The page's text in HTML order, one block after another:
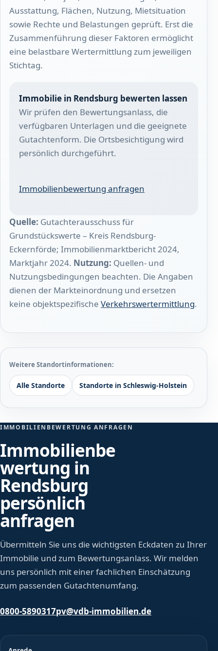
Ausstattung, Flächen, Nutzung, Mietsituation
sowie Rechte und Belastungen geprüft. Erst die
Zusammenführung dieser Faktoren ermöglicht
eine belastbare Wertermittlung zum jeweiligen
Stichtag.
Immobilie in Rendsburg bewerten lassen
Wir prüfen den Bewertungsanlass, die
verfügbaren Unterlagen und die geeignete
Gutachtenform. Die Ortsbesichtigung wird
persönlich durchgeführt.
Immobilienbewertung anfragen
Quelle: Gutachterausschuss für
Grundstückswerte – Kreis Rendsburg-
Eckernförde; Immobilienmarktbericht 2024,
Marktjahr 2024. Nutzung: Quellen- und
Nutzungsbedingungen beachten. Die Angaben
dienen der Markteinordnung und ersetzen
keine objektspezifische Verkehrswertermittlung.
Weitere Standortinformationen:
Alle Standorte Standorte in Schleswig-Holstein
IMMOBILIENBEWERTUNG ANFRAGEN
Immobilienbe
wertung in
Rendsburg
persönlich
anfragen
Übermitteln Sie uns die wichtigsten Eckdaten zu Ihrer
Immobilie und zum Bewertungsanlass. Wir melden
uns persönlich mit einer fachlichen Einschätzung
zum passenden Gutachtenumfang.
0800-5890317pv@vdb-immobilien.de